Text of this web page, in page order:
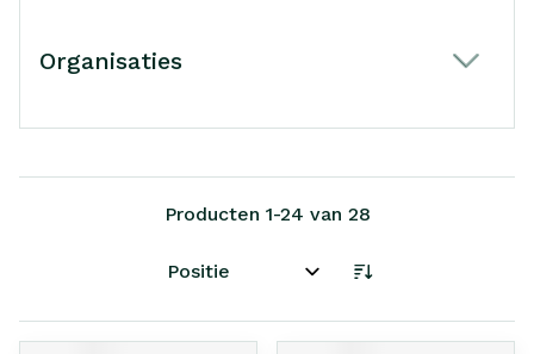
Organisaties
Producten 1-24 van 28
Sorteer op: